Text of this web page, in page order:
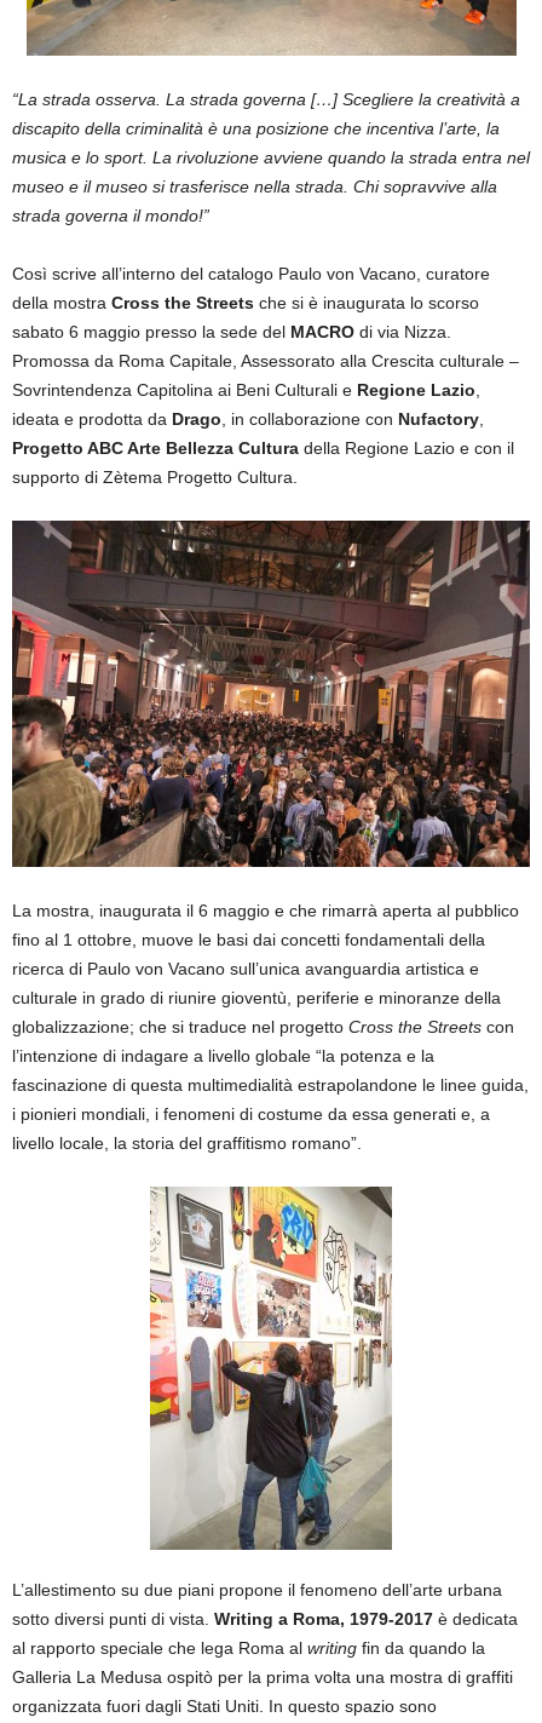
“La strada osserva. La strada governa […] Scegliere la creatività a
discapito della criminalità è una posizione che incentiva l’arte, la
musica e lo sport. La rivoluzione avviene quando la strada entra nel
museo e il museo si trasferisce nella strada. Chi sopravvive alla
strada governa il mondo!”
Così scrive all’interno del catalogo Paulo von Vacano, curatore
della mostra Cross the Streets che si è inaugurata lo scorso
sabato 6 maggio presso la sede del MACRO di via Nizza.
Promossa da Roma Capitale, Assessorato alla Crescita culturale –
Sovrintendenza Capitolina ai Beni Culturali e Regione Lazio,
ideata e prodotta da Drago, in collaborazione con Nufactory,
Progetto ABC Arte Bellezza Cultura della Regione Lazio e con il
supporto di Zètema Progetto Cultura.
La mostra, inaugurata il 6 maggio e che rimarrà aperta al pubblico
fino al 1 ottobre, muove le basi dai concetti fondamentali della
ricerca di Paulo von Vacano sull’unica avanguardia artistica e
culturale in grado di riunire gioventù, periferie e minoranze della
globalizzazione; che si traduce nel progetto Cross the Streets con
l’intenzione di indagare a livello globale “la potenza e la
fascinazione di questa multimedialità estrapolandone le linee guida,
i pionieri mondiali, i fenomeni di costume da essa generati e, a
livello locale, la storia del graffitismo romano”.
L’allestimento su due piani propone il fenomeno dell’arte urbana
sotto diversi punti di vista. Writing a Roma, 1979-2017 è dedicata
al rapporto speciale che lega Roma al writing fin da quando la
Galleria La Medusa ospitò per la prima volta una mostra di graffiti
organizzata fuori dagli Stati Uniti. In questo spazio sono